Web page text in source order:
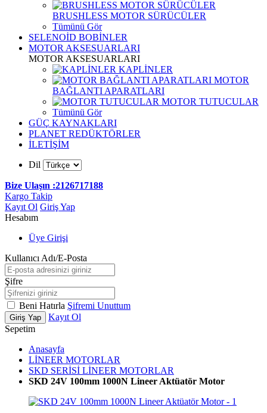
BRUSHLESS MOTOR SÜRÜCÜLER
Tümünü Gör
SELENOİD BOBİNLER
MOTOR AKSESUARLARI
MOTOR AKSESUARLARI
KAPLİNLER
MOTOR
BAĞLANTI APARATLARI
MOTOR TUTUCULAR
Tümünü Gör
GÜÇ KAYNAKLARI
PLANET REDÜKTÖRLER
İLETİŞİM
Dil
Bize Ulaşın :2126717188
Kargo Takip
Kayıt Ol Giriş Yap
Hesabım
Üye Girişi
Kullanıcı Adı/E-Posta
Şifre
Beni Hatırla Şifremi Unuttum
Giriş Yap
Kayıt Ol
Sepetim
Anasayfa
LİNEER MOTORLAR
SKD SERİSİ LİNEER MOTORLAR
SKD 24V 100mm 1000N Lineer Aktüatör Motor